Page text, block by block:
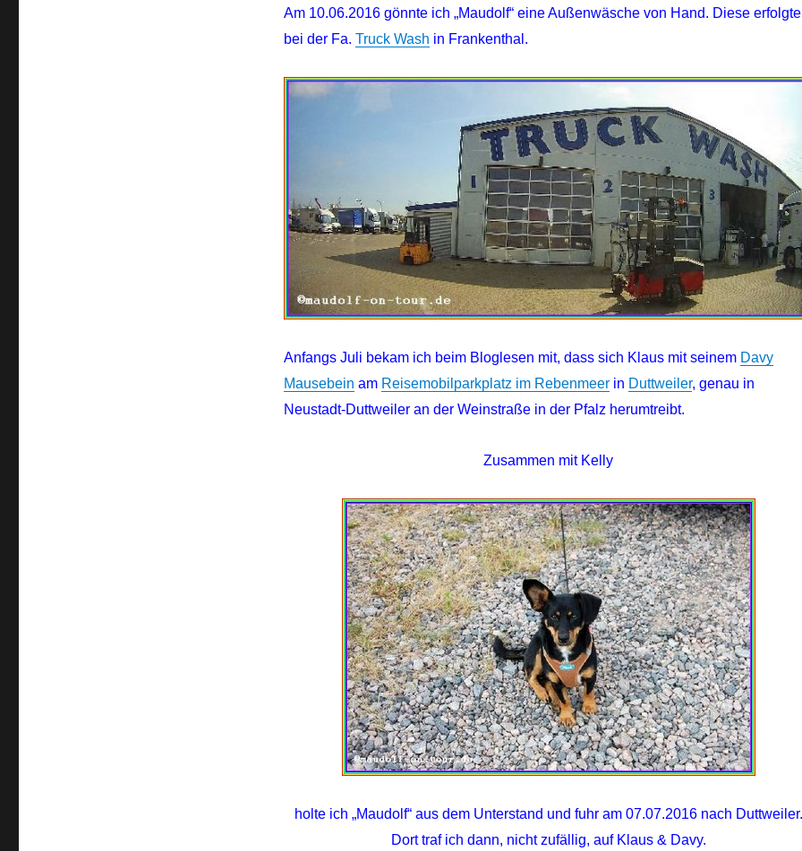
Am 10.06.2016 gönnte ich „Maudolf“ eine Außenwäsche von Hand. Diese erfolgte
bei der Fa. Truck Wash in Frankenthal.
Anfangs Juli bekam ich beim Bloglesen mit, dass sich Klaus mit seinem Davy
Mausebein am Reisemobilparkplatz im Rebenmeerin Duttweiler, genau in
Neustadt-Duttweiler an der Weinstraße in der Pfalz herumtreibt.
Zusammen mit Kelly
holte ich „Maudolf“ aus dem Unterstand und fuhr am 07.07.2016 nach Duttweiler.
Dort traf ich dann, nicht zufällig, auf Klaus & Davy.